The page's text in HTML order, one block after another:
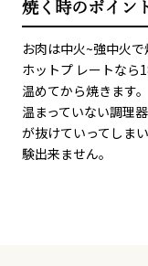
焼く時のポイン
お肉は中火~強中火で
ホットプ レートなら
温めてから焼きます。
温まっていない調理
が抜けていってしま
験出来ません。